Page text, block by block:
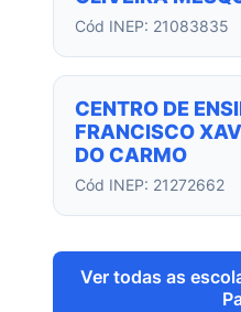
Cód INEP: 21083835
CENTRO DE
FRANCISCO
DO CARMO
Cód INEP: 21272662
Ver todas as